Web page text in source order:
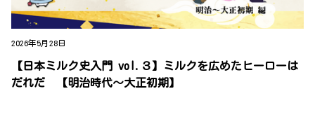
2026年5月28日
【日本ミルク史入門 vol.３】ミルクを広めたヒーローは
だれだ 【明治時代～大正初期】